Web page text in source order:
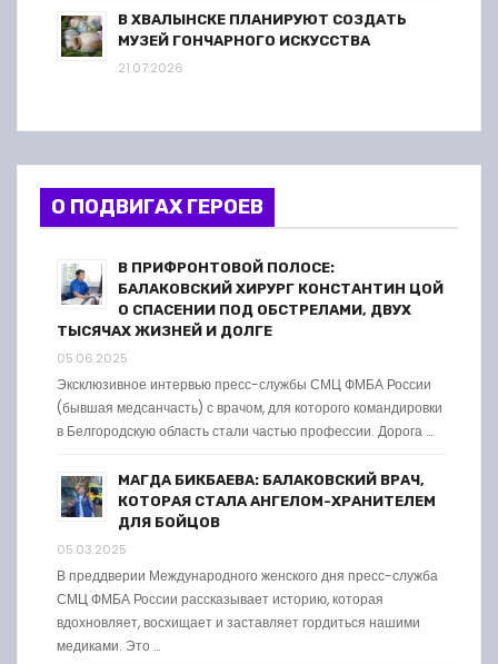
В ХВАЛЫНСКЕ ПЛАНИРУЮТ СОЗДАТЬ
МУЗЕЙ ГОНЧАРНОГО ИСКУССТВА
21.07.2026
О ПОДВИГАХ ГЕРОЕВ
В ПРИФРОНТОВОЙ ПОЛОСЕ:
БАЛАКОВСКИЙ ХИРУРГ КОНСТАНТИН ЦОЙ
О СПАСЕНИИ ПОД ОБСТРЕЛАМИ, ДВУХ
ТЫСЯЧАХ ЖИЗНЕЙ И ДОЛГЕ
05.06.2025
Эксклюзивное интервью пресс-службы СМЦ ФМБА России
(бывшая медсанчасть) с врачом, для которого командировки
в Белгородскую область стали частью профессии. Дорога …
МАГДА БИКБАЕВА: БАЛАКОВСКИЙ ВРАЧ,
КОТОРАЯ СТАЛА АНГЕЛОМ-ХРАНИТЕЛЕМ
ДЛЯ БОЙЦОВ
05.03.2025
В преддверии Международного женского дня пресс-служба
СМЦ ФМБА России рассказывает историю, которая
вдохновляет, восхищает и заставляет гордиться нашими
медиками. Это …